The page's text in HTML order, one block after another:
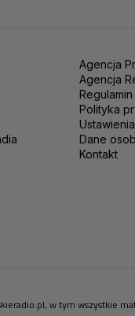
Agencja
Agencja
Polityka
Dane
Kontakt
w tym wszystkie